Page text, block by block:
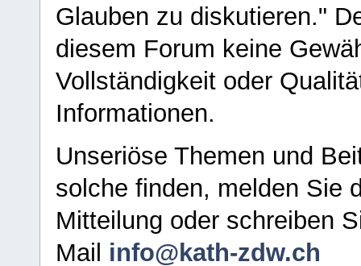
Glauben zu diskutieren."
diesem Forum keine
Vollständigkeit oder
Informationen.
Unseriöse Themen und
solche finden, melden Sie
Mitteilung oder schreiben
Mail info@kath-zdw.ch